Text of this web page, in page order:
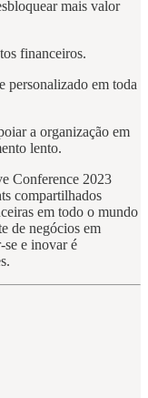
mais valor
financeiros.
personalizado em toda
a organização em
lento.
Conference 2023
compartilhados
em todo o mundo
de negócios em
se e inovar é